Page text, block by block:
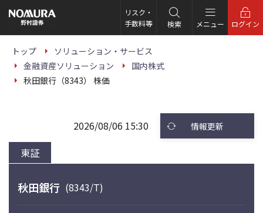
の
ー
リスク・
手数料等
検索 メニュー ログイン
トップ
ソリューション・サービス
金融資産ソリューション
国内株式
秋田銀行（8343） 株価
東証
2026/08/06 15:30 情報更新
秋田銀行 (8343/T)